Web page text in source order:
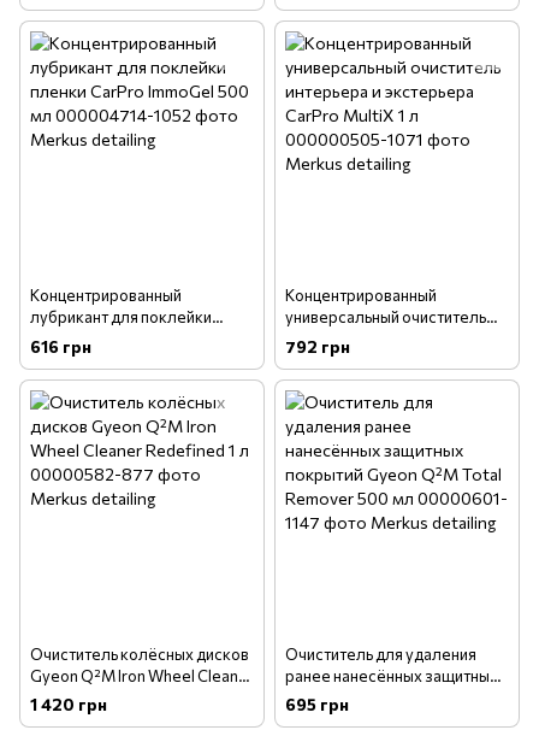
Концентрированный
лубрикант для поклейки
пленки CarPro ImmoGel 500
616 грн
Концентрированный
универсальный очиститель
интерьера и экстерьера
CarPro MultiX 1 л
792 грн
Очиститель колёсных дисков
Gyeon Q²M Iron Wheel Cleaner
Redefined 1 л
1 420 грн
Очиститель для удаления
ранее нанесённых защитных
покрытий Gyeon Q²M Total
Remover 500 мл
695 грн